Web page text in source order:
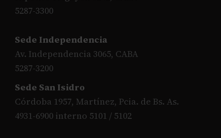
5287-3300
Sede Independencia
Av. Independencia 3065, CABA
5287-3200
Sede San Isidro
Córdoba 1957, Martínez, Pcia. de Bs. As.
4931-6900 interno 5101 / 5102